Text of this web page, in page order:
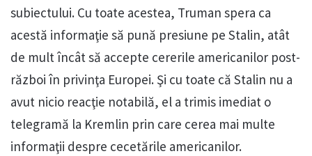
subiectului. Cu toate acestea, Truman spera ca
acestă informaţie să pună presiune pe Stalin, atât
de mult încât să accepte cererile americanilor post-
război în privinţa Europei. Şi cu toate că Stalin nu a
avut nicio reacţie notabilă, el a trimis imediat o
telegramă la Kremlin prin care cerea mai multe
informaţii despre cecetările americanilor.